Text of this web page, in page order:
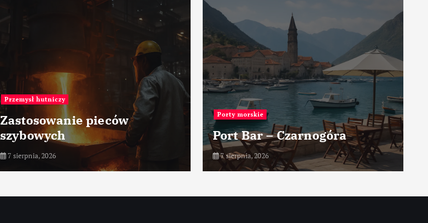
Porty morskie
Port Bar – Czarnogóra
7 sierpnia, 2026
Przemysł
Jakie są zalety i wady
całkowitej robotyzacji
produkcji
7 sierpnia, 2026